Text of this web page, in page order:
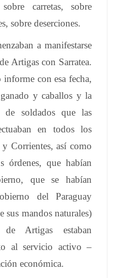
carretas, sobre
sobre deserciones.
a manifestarse
Artigas con Sarratea.
con esa fecha,
y caballos y la
de soldados que las
en todos los
Corrientes, así como
órdenes, que habían
que se habían
del Paraguay
sus mandos naturales)
Artigas estaban
al servicio activo –
económica.